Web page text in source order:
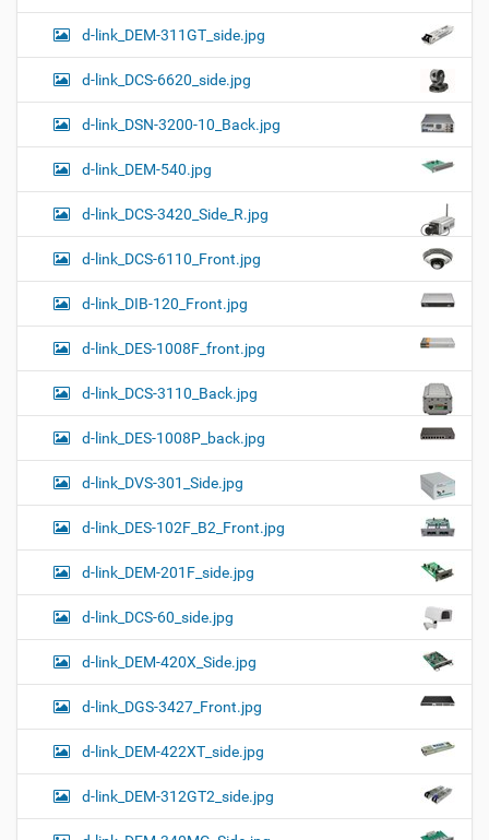
d-link_DEM-311GT_side.jpg
d-link_DCS-6620_side.jpg
d-link_DSN-3200-10_Back.jpg
d-link_DEM-540.jpg
d-link_DCS-3420_Side_R.jpg
d-link_DCS-6110_Front.jpg
d-link_DIB-120_Front.jpg
d-link_DES-1008F_front.jpg
d-link_DCS-3110_Back.jpg
d-link_DES-1008P_back.jpg
d-link_DVS-301_Side.jpg
d-link_DES-102F_B2_Front.jpg
d-link_DEM-201F_side.jpg
d-link_DCS-60_side.jpg
d-link_DEM-420X_Side.jpg
d-link_DGS-3427_Front.jpg
d-link_DEM-422XT_side.jpg
d-link_DEM-312GT2_side.jpg